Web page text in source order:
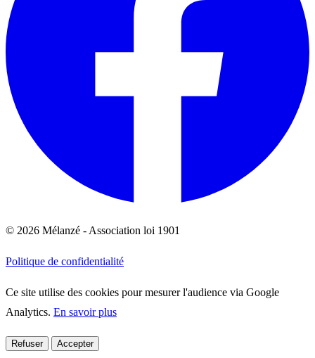
© 2026 Mélanzé - Association loi 1901
Politique de confidentialité
Ce site utilise des cookies pour mesurer l'audience via Google
Analytics. En savoir plus
Refuser Accepter